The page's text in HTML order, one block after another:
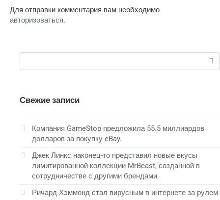
Для отправки комментария вам необходимо
авторизоваться.
Поиск:
Свежие записи
Компания GameStop предложила 55.5 миллиардов
долларов за покупку eBay.
Джек Линкс наконец-то представил новые вкусы
лимитированной коллекции MrBeast, созданной в
сотрудничестве с другими брендами.
Ричард Хэммонд стал вирусным в интернете за рулем